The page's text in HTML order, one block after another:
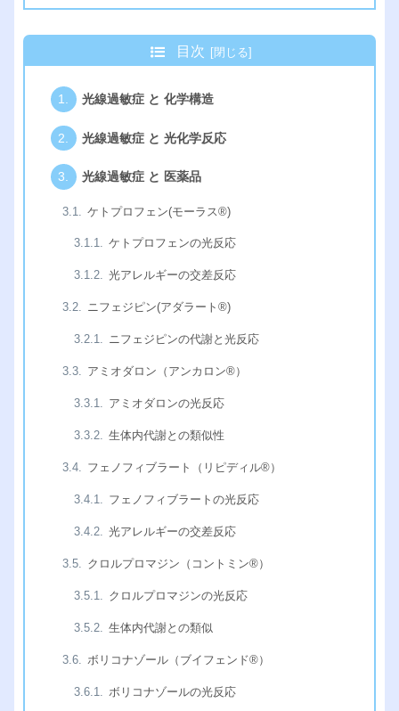
目次
光線過敏症 と 化学構造
光線過敏症 と 光化学反応
光線過敏症 と 医薬品
ケトプロフェン(モーラス®︎)
ケトプロフェンの光反応
光アレルギーの交差反応
ニフェジピン(アダラート®︎)
ニフェジピンの代謝と光反応
アミオダロン（アンカロン®︎）
アミオダロンの光反応
生体内代謝との類似性
フェノフィブラート（リピディル®︎）
フェノフィブラートの光反応
光アレルギーの交差反応
クロルプロマジン（コントミン®︎）
クロルプロマジンの光反応
生体内代謝との類似
ボリコナゾール（ブイフェンド®︎）
ボリコナゾールの光反応